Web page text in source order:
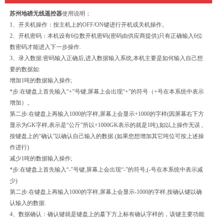
苏州地磅无线遥控器使用说明；
1、开关机操作：按主机上的OFF/ON键进行开机或关机操作。
2、开机密码：本机设有6位数开机密码(密码由供应商提供)只有正确输入6位
数密码才能进入下一步操作.
3、录入数据:密码输入正确后,进入数据输入系统,本机主要是如何输入自己想
要的数据如:
增加1吨的数据输入操作;
*步:在键盘上首先输入“+”号键,屏幕上会出现“+”的符号（+号在本系统中表示
增加）。
第二步:在键盘上再输入1000的字样,屏幕上会显示+1000的字样(因屏幕右下方
显示为GK字样,表示是“公斤”所以+1000GK表示的就是1吨),如以上操作无误 ,
按键盘上的“确认”以确认自己输入的数据.(如果您想增加其它吨位可按上述操
作进行)
减少1吨的数据输入操作;
*步:在键盘上首先输入“-”号键,屏幕上会出现“-”的符号,(-号在本系统中表示减
少)
第二步:在键盘上再输入1000的字样,屏幕上会显示-1000的字样,按确认键以确
认输入的数据.
4、数据确认：确认键就是键盘上的蕞下方上标有确认字样的，该键主要功能